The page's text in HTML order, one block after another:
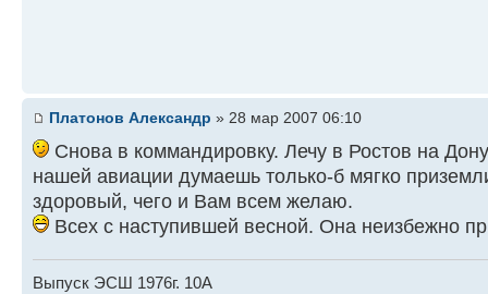
Платонов Александр » 28 мар 2007 06:10
Снова в коммандировку. Лечу в Ростов на
нашей авиации думаешь только-б мягко
здоровый, чего и Вам всем желаю.
Всех с наступившей весной. Она неизбежно
Выпуск ЭСШ 1976г. 10А